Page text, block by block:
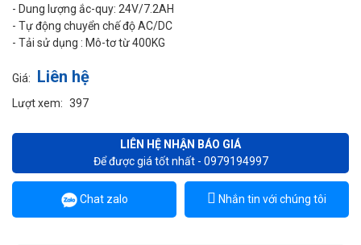
- Dung lượng ắc-quy: 24V/7.2AH
- Tự động chuyển chế độ AC/DC
- Tải sử dụng : Mô-tơ từ 400KG
Giá: Liên hệ
Lượt xem: 397
LIÊN HỆ NHẬN BÁO GIÁ
Để được giá tốt nhất - 0979194997
Chat zalo Nhắn tin với chúng tôi